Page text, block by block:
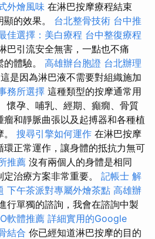
外燴風味 在淋巴按摩療程結束
的效果。 台北整骨技術 台中推
佳選擇：美白療程 台中整復療程
巴引流安全無害，一點也不痛
體驗。 高雄辦台胞證 台北辦理
這是因為淋巴液不需要對組織施加
務所選擇 這種類型的按摩通常用
懷孕、哺乳、經期、癲癇、骨質
和靜脈曲張以及起搏器和各種植
搜尋引擎如何運作 在淋巴按摩
正常運作，讓身體的抵抗力無可
推薦 沒有兩個人的身體是相同
治療方案非常重要。 記帳士 解
下午茶派對專屬外燴茶點 高雄辦
行單獨的諮詢，我會在諮詢中製
軟體推薦 詳細實用的Google
結合 你已經知道淋巴按摩的目的